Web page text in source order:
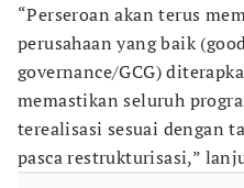
“Perseroan akan terus
perusahaan yang baik
governance/GCG)
memastikan seluruh
terealisasi sesuai dengan
pasca restrukturisasi,”